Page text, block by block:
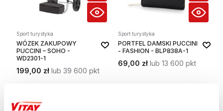
Sport turystyka
WÓZEK ZAKUPOWY
PUCCINI – SOHO -
WD2301-1
199,00 zł lub 39 600 pkt
Sport turystyka
PORTFEL DAMSKI PUCCINI
- FASHION - BLP838A-1
69,00 zł lub 13 600 pkt